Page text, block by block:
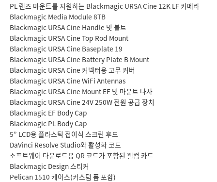
PL 렌즈 마운트를 지원하는 Blackmagic URSA Cine 12K LF 카메라
Blackmagic Media Module 8TB
Blackmagic URSA Cine Handle 및 볼트
Blackmagic URSA Cine Top Rod Mount
Blackmagic URSA Cine Baseplate 19
Blackmagic URSA Cine Battery Plate B Mount
Blackmagic URSA Cine 커넥터용 고무 커버
Blackmagic URSA Cine WiFi Antennas
Blackmagic URSA Cine Mount EF 및 마운트 나사
Blackmagic URSA Cine 24V 250W 전원 공급 장치
Blackmagic EF Body Cap
Blackmagic PL Body Cap
5” LCD용 플라스틱 접이식 스크린 후드
DaVinci Resolve Studio와 활성화 코드
소프트웨어 다운로드용 QR 코드가 포함된 웰컴 카드
Blackmagic Design 스티커
Pelican 1510 케이스(커스텀 폼 포함)